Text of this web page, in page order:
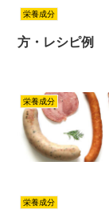
栄養成分
方・レシピ例
栄養成分
栄養成分